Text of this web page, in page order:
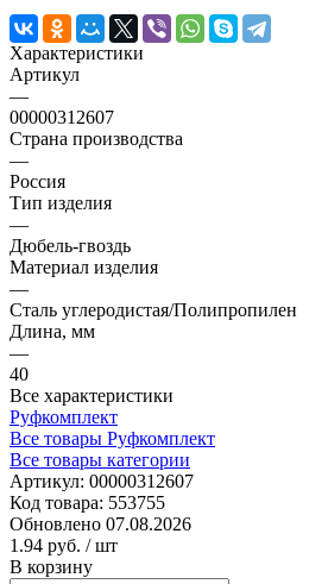
Характеристики
Артикул
—
00000312607
Страна производства
—
Россия
Тип изделия
—
Дюбель-гвоздь
Материал изделия
—
Сталь углеродистая/Полипропилен
Длина, мм
—
40
Все характеристики
Руфкомплект
Все товары Руфкомплект
Все товары категории
Артикул: 00000312607
Код товара: 553755
Обновлено 07.08.2026
1.94 руб. / шт
В корзину